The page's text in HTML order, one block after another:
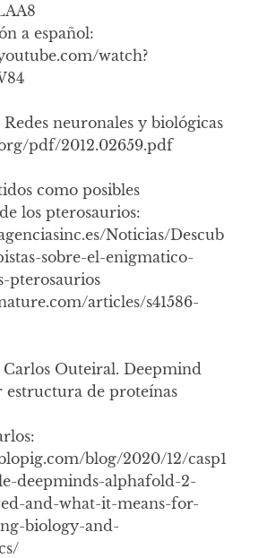
a español:
watch?
neuronales y biológicas
pdf/2012.02659.pdf
como posibles
los pterosaurios:
Noticias/Descub
sobre-el-enigmatico-
pterosaurios
articles/s41586-
Outeiral. Deepmind
estructura de proteínas
blog/2020/12/casp1
deepminds-alphafold-2-
and-what-it-means-for-
biology-and-